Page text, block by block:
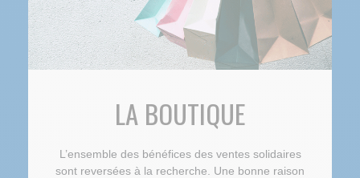
LA BOUTIQUE
L’ensemble des bénéfices des ventes solidaires
sont reversées à la recherche. Une bonne raison